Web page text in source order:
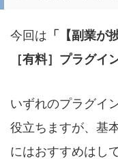
今回は 「【副業
［有料］プラグイン
いずれのプラグイ
役立ちますが、基
にはおすすめはし